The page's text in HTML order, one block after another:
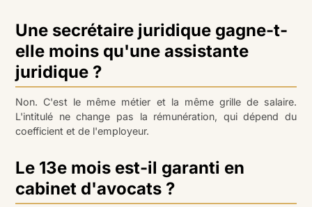
Une secrétaire juridique gagne-t-
elle moins qu'une assistante
juridique ?
Non. C'est le même métier et la même grille de salaire.
L'intitulé ne change pas la rémunération, qui dépend du
coefficient et de l'employeur.
Le 13e mois est-il garanti en
cabinet d'avocats ?